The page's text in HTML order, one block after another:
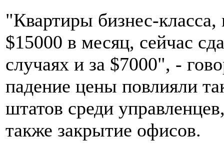
"Квартиры бизнес-
$15000 в месяц, сейчас
случаях и за $7000", -
падение цены повлияли
штатов среди
также закрытие офисов.